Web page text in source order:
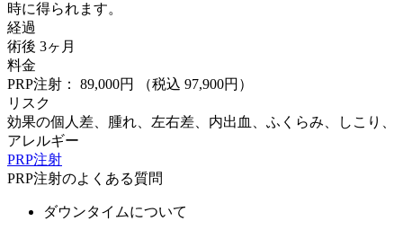
時に得られます。
経過
術後 3ヶ月
料金
PRP注射： 89,000円
（税込 97,900円）
リスク
効果の個人差、腫れ、左右差、内出血、ふくらみ、しこり、
アレルギー
PRP注射
PRP注射のよくある質問
ダウンタイムについて